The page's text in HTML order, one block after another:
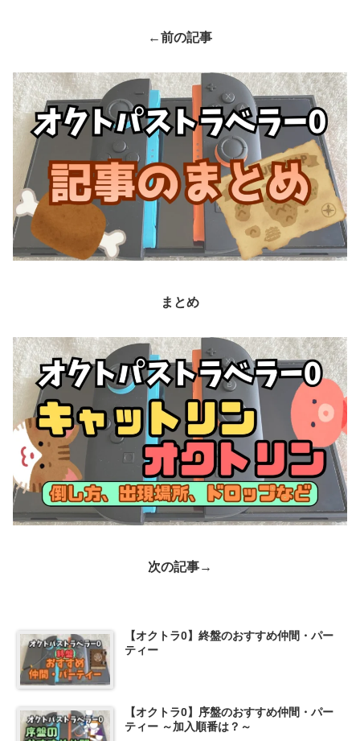
←前の記事
まとめ
次の記事→
【オクトラ0】終盤のおすすめ仲間・パー
ティー
【オクトラ0】序盤のおすすめ仲間・パー
ティー ～加入順番は？～